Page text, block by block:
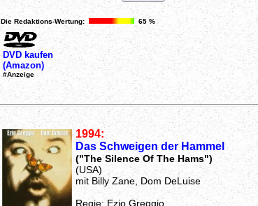
Die Redaktions-Wertung: 65 %
DVD kaufen
(Amazon)
#Anzeige
1994:
Das Schweigen der Hammel
("The Silence Of The Hams")
(USA)
mit Billy Zane, Dom DeLuise
Regie: Ezio Greggio